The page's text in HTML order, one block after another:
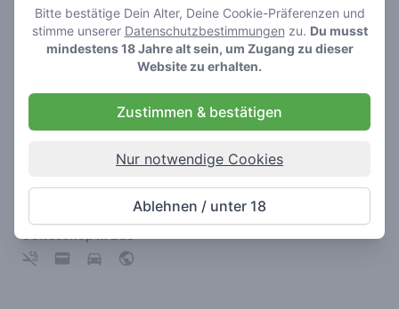
Bitte bestätige Dein Alter, Deine Cookie-Präferenzen und
stimme unserer Datenschutzbestimmungen zu. Du musst
mindestens 18 Jahre alt sein, um Zugang zu dieser
Website zu erhalten.
Zustimmen & bestätigen
Nur notwendige Cookies
Ablehnen / unter 18